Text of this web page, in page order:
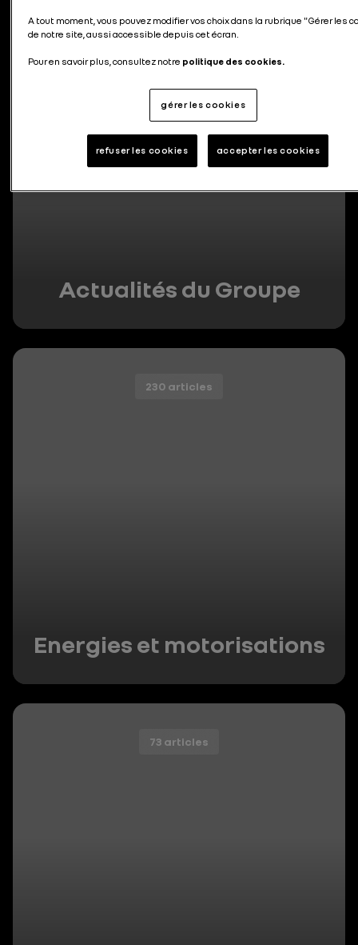
Actualités du Groupe
291 articles
Energies et motorisations
230 articles
73 articles
A tout moment, vous pouvez modifier vos choix dans la rubrique "Gérer les
de notre site, aussi accessible depuis cet écran.
Pour en savoir plus, consultez notre politique des cookies.
gérer les cookies
refuser les cookies accepter les cookies